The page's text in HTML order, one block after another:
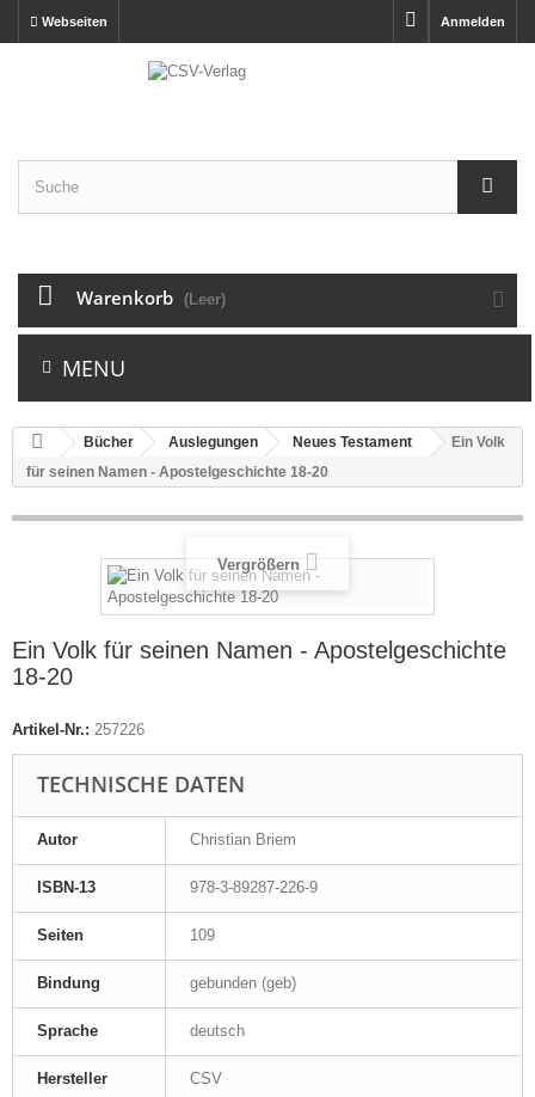
Anmelden
Webseiten
Warenkorb (Leer)
MENU
Bücher Auslegungen Neues Testament
Ein Volk
für seinen Namen - Apostelgeschichte 18-20
Vergrößern
Ein Volk für seinen Namen - Apostelgeschichte
18-20
Artikel-Nr.: 257226
TECHNISCHE DATEN
Autor Christian Briem
ISBN-13 978-3-89287-226-9
Seiten 109
Bindung gebunden (geb)
Sprache deutsch
Hersteller CSV